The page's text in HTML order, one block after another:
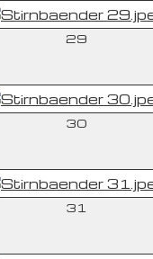
29
30
31